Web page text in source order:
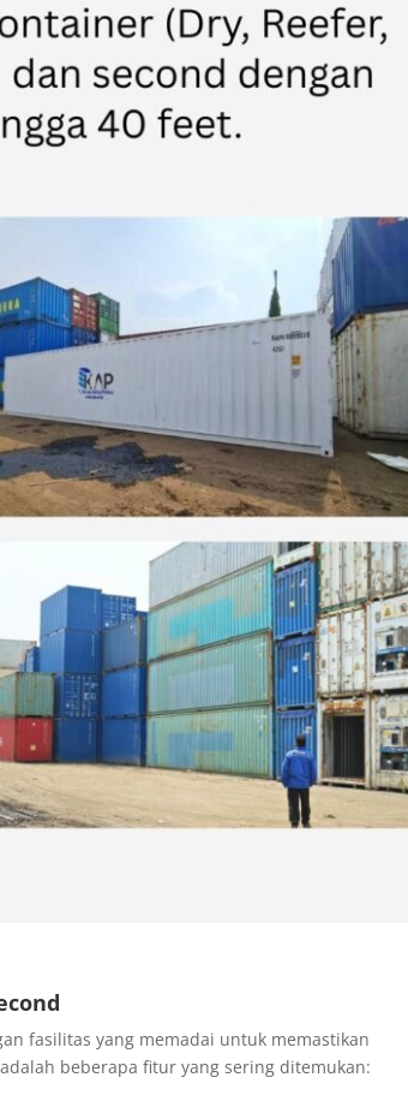
fasilitas yang memadai untuk memastikan
beberapa fitur yang sering ditemukan: